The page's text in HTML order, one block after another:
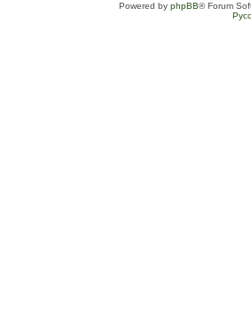
Powered by phpBB® Forum